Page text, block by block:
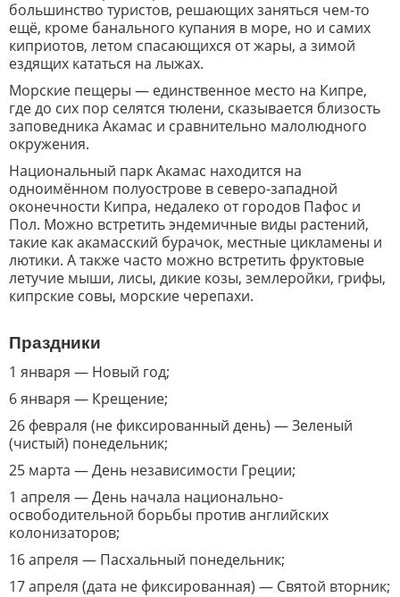
большинство туристов, решающих заняться чем-то
ещё, кроме банального купания в море, но и самих
киприотов, летом спасающихся от жары, а зимой
ездящих кататься на лыжах.
Морские пещеры — единственное место на Кипре,
где до сих пор селятся тюлени, сказывается близость
заповедника Акамас и сравнительно малолюдного
окружения.
Национальный парк Акамас находится на
одноимённом полуострове в северо-западной
оконечности Кипра, недалеко от городов Пафос и
Пол. Можно встретить эндемичные виды растений,
такие как акамасский бурачок, местные цикламены и
лютики. А также часто можно встретить фруктовые
летучие мыши, лисы, дикие козы, землеройки, грифы,
кипрские совы, морские черепахи.
Праздники
1 января — Новый год;
6 января — Крещение;
26 февраля (не фиксированный день) — Зеленый
(чистый) понедельник;
25 марта — День независимости Греции;
1 апреля — День начала национально-
освободительной борьбы против английских
колонизаторов;
16 апреля — Пасхальный понедельник;
17 апреля (дата не фиксированная) — Святой вторник;